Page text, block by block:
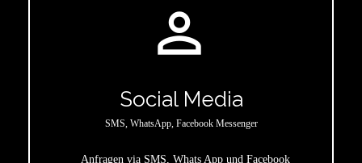
person_outline
Social Media
SMS, WhatsApp, Facebook Messenger
Anfragen via SMS, Whats App und Facebook